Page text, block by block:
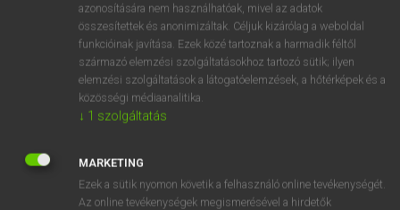
keresése szótárainkban
DÍJMENTES ANGOL SZÓTÁR
beszűrődés
beszűrődik
azonosítására nem használhatóak, mivel az adatok
összesítettek és anonimizáltak. Céljuk kizárólag a weboldal
funkcióinak javítása. Ezek közé tartoznak a harmadik féltől
származó elemzési szolgáltatásokhoz tartozó sütik; ilyen
elemzési szolgáltatások a látogatóelemzések, a hőtérképek és a
közösségi médiaanalitika.
↓ 1 szolgáltatás
MARKETING
Ezek a sütik nyomon követik a felhasználó online tevékenységét.
Az online tevékenységek megismerésével a hirdetők